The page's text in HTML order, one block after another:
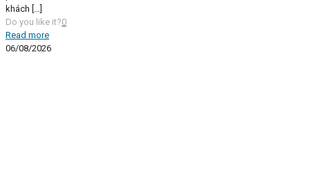
khách
Do you like it?0
Read more
06/08/2026